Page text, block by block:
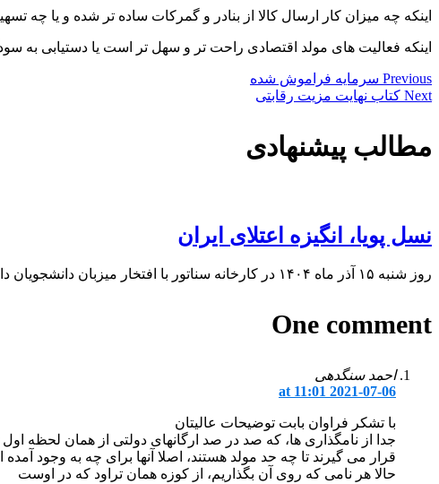
اینکه چه میزان کار ارسال کالا از بنادر و گمرکات ساده تر شده و یا چه
اینکه فعالیت های مولد اقتصادی راحت تر و سهل تر است یا دستیابی
Previous سرمایه فراموش شده
Next کتاب نهایت مزیت رقابتی
مطالب پیشنهادی
نسل پویا، انگیزه اعتلای ایران
روز شنبه ۱۵ آذر ماه ۱۴۰۴ در کارخانه سناتور با افتخار میزبان دانشجویان دانشگاه بودم …
One comment
احمد سنگدهی
2021-07-06 at 11:01
با تشکر فراوان بابت توضیحات عالیتان
جدا از نامگذاری ها، که صد در صد ارگانهای دولتی از همان لحظه
قرار می گیرند تا چه حد مولد هستند، اصلا آنها برای چه به وجود
حالا هر نامی که روی آن بگذاریم، از کوزه همان تراود که در اوست